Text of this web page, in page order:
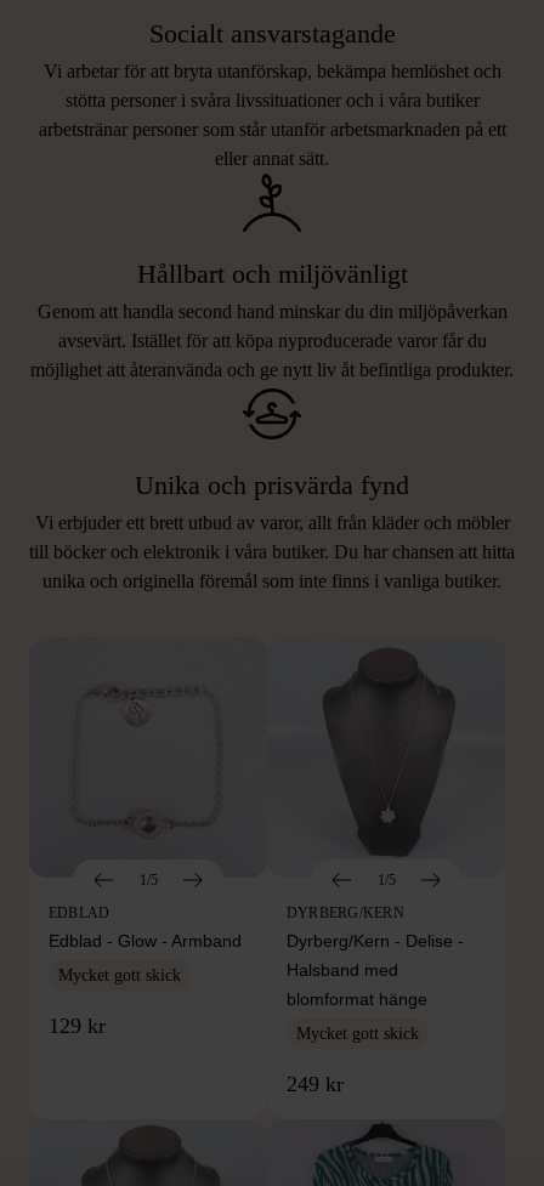
Socialt ansvarstagande
Vi arbetar för att bryta utanförskap, bekämpa hemlöshet och
stötta personer i svåra livssituationer och i våra butiker
arbetstränar personer som står utanför arbetsmarknaden på ett
eller annat sätt.
Hållbart och miljövänligt
Genom att handla second hand minskar du din miljöpåverkan
avsevärt. Istället för att köpa nyproducerade varor får du
möjlighet att återanvända och ge nytt liv åt befintliga produkter.
Unika och prisvärda fynd
Vi erbjuder ett brett utbud av varor, allt från kläder och möbler
till böcker och elektronik i våra butiker. Du har chansen att hitta
unika och originella föremål som inte finns i vanliga butiker.
LIKNANDE PRODUKTER
Hitta produkter som påminner om denna
1/5
EDBLAD
Edblad - Glow - Armband
Mycket gott skick
129 kr
1/5
DYRBERG/KERN
Dyrberg/Kern - Delise -
Halsband med
blomformat hänge
Mycket gott skick
249 kr